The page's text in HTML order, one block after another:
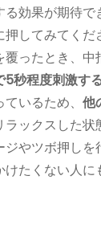
効果が期待で
してみてくだ
ったとき、
5秒程度刺激す
いるため、 他
ックスした状
やツボ押し
たくない人に